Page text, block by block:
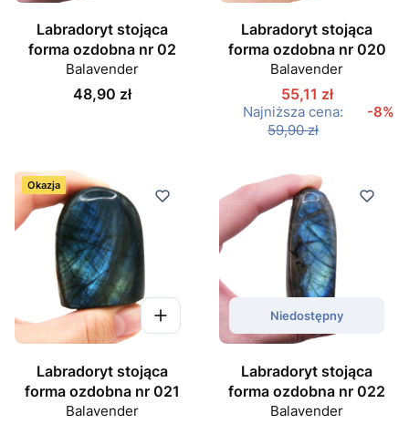
Labradoryt stojąca
forma ozdobna nr 02
Balavender
Cena
48,90 zł
Labradoryt stojąca
forma ozdobna nr 020
Balavender
55,11 zł
Najniższa cena:
59,90 zł
-8%
Okazja
Labradoryt stojąca
forma ozdobna nr 021
Balavender
Niedostępny
Labradoryt stojąca
forma ozdobna nr 022
Balavender